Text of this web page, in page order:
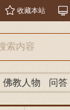
收藏本站
佛教人物 问答